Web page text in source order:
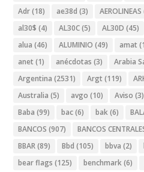
Adr(18) ae38d (3) AEROLINEAS
al30$ (4) AL30C(5) AL30D (45)
alua (46) ALUMINIO (49) amat
anet (1) anécdotas (3) Arabia
Argentina (2531) Argt (119)
Australia (5) avgo (10) Aviso (3)
Baba (99) bac(6) bak(6)
BANCOS (907) BANCOS
BBAR(89) Bbd (105) bbva (2)
bear flags (125) benchmark(6)